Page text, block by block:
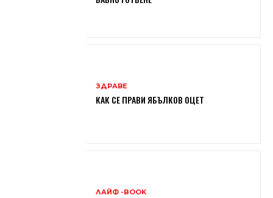
ЗДРАВЕ
КАК СЕ ПРАВИ ЯБЪЛКОВ ОЦЕТ
ЛАЙФ -BOOK